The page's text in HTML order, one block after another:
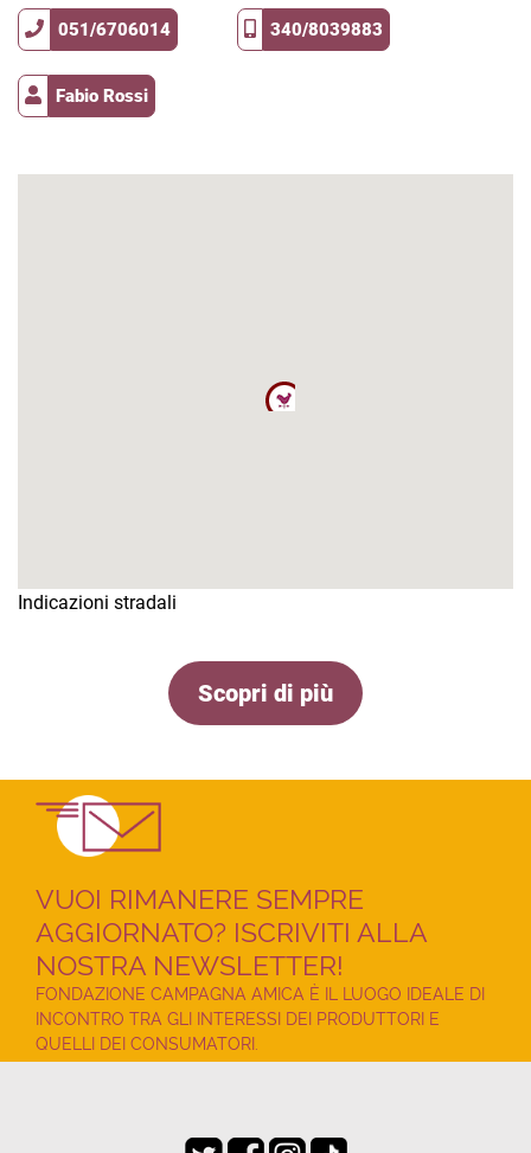
051/6706014 340/8039883
Fabio Rossi
Indicazioni stradali
Scopri di più
VUOI RIMANERE SEMPRE
AGGIORNATO? ISCRIVITI ALLA
NOSTRA NEWSLETTER!
FONDAZIONE CAMPAGNA AMICA È IL LUOGO IDEALE DI
INCONTRO TRA GLI INTERESSI DEI PRODUTTORI E
QUELLI DEI CONSUMATORI.